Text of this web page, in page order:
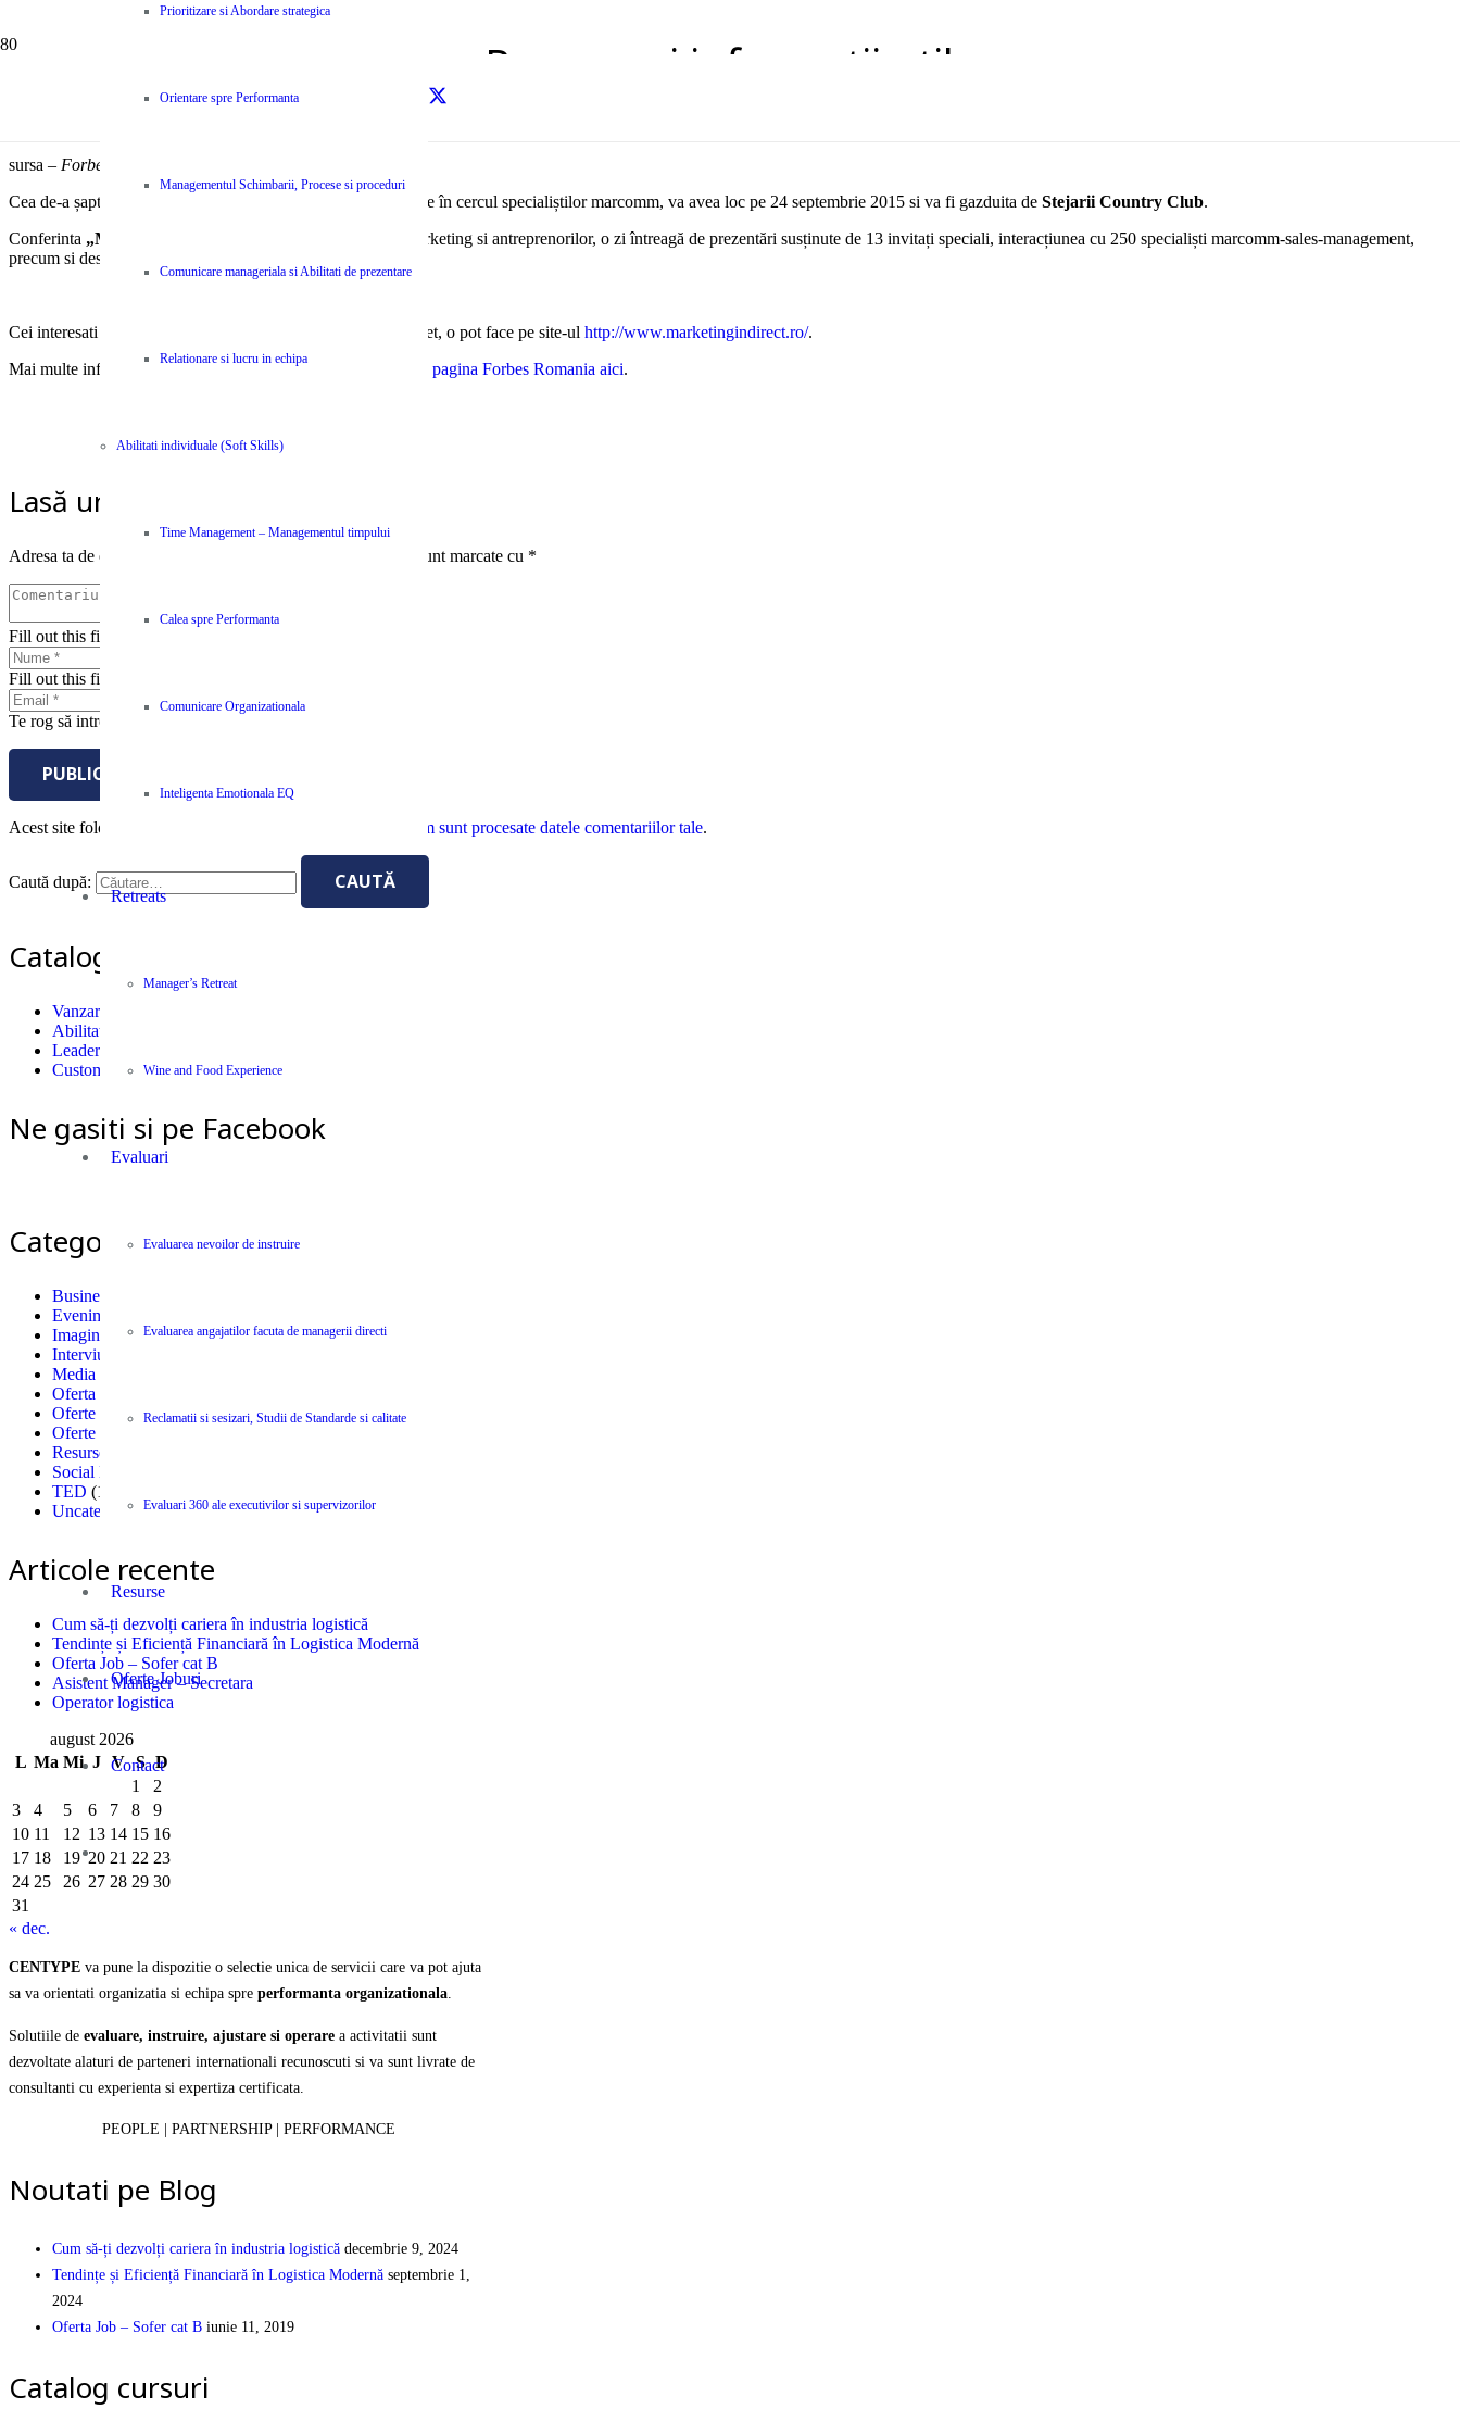
Prioritizare si Abordare strategica
Orientare spre Performanta
Managementul Schimbarii, Procese si proceduri
Comunicare manageriala si Abilitati de prezentare
Relationare si lucru in echipa
Abilitati individuale (Soft Skills)
Time Management – Managementul timpului
Calea spre Performanta
Comunicare Organizationala
Inteligenta Emotionala EQ
Retreats
Manager’s Retreat
Wine and Food Experience
Evaluari
Evaluarea nevoilor de instruire
Evaluarea angajatilor facuta de managerii directi
Reclamatii si sesizari, Studii de Standarde si calitate
Evaluari 360 ale executivilor si supervizorilor
Resurse
Oferte Joburi
Contact
Resurse si informatii utile
sursa – Forbes Romania
Cea de-a șaptea ediție MID, un eveniment devenit deja tradiție în cercul specialiștilor marcomm, va avea loc pe 24 septembrie 2015 si va fi gazduita de Stejarii Country Club.
Conferinta „Marketing in Direct”
promite oamenilor de marketing si antreprenorilor, o zi întreagă de prezentări susținute de 13 invitați speciali, interacțiunea cu 250 specialiști marcomm-sales-management,
precum si descoperirea altor informatii de valoare.
Cei interesati dar care nu au reușit să își achiziționeze încă bilet, o pot face pe site-ul http://www.marketingindirect.ro/.
Mai multe informatii si detalii despre eveniment
puteti gasi pe pagina Forbes Romania aici.
Lasă un răspuns
Adresa ta de email nu va fi publicată. Câmpurile obligatorii sunt marcate cu *
Fill out this field
Fill out this field
Te rog să introduci o adresă de email validă.
PUBLICĂ COMENTARIUL
Acest site folosește Akismet pentru a reduce spamul. Află cum sunt procesate datele comentariilor tale.
Caută după:
Catalog Cursuri si Seminarii
Vanzari
Abilitati individuale (Soft Skills)
Leadership
Customer Care
Ne gasiti si pe Facebook
Categorii
Business News Centype
Evenimente
Imagini si Citate(1)
Interviu
Media & PR
Oferta Job saloane
Oferte
Oferte Job
Resurse
Social Marketing
TED (1)
Uncategorized(2)
Articole recente
Cum să-ți dezvolți cariera în industria logistică
Tendințe și Eficiență Financiară în Logistica Modernă
Oferta Job – Sofer cat B
Asistent Manager – Secretara
Operator logistica
august 2026
L Ma Mi J V S D
1
2
3
4 5 6 7 8
9
10 11 12 13 14 15 16
17 18 19 20 21 22 23
24 25 26 27 28 29 30
31
« dec.
CENTYPE va pune la dispozitie o selectie unica de servicii care va pot ajuta
sa va orientati organizatia si echipa spre performanta organizationala
Solutiile de evaluare, instruire, ajustare si operare a activitatii sunt
dezvoltate alaturi de parteneri internationali recunoscuti si va sunt livrate de
consultanti cu experienta si expertiza certificata.
PEOPLE | PARTNERSHIP | PERFORMANCE
Noutati pe Blog
Cum să-ți dezvolți cariera în industria logistică decembrie 9, 2024
Tendințe și Eficiență Financiară în Logistica Modernă septembrie 1,
2024
Oferta Job – Sofer cat B iunie 11, 2019
Catalog cursuri